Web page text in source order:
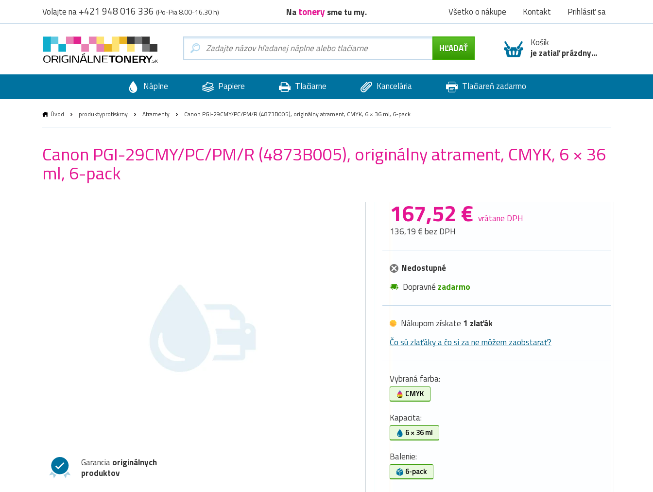
Volajte na+421 948 016 336 (Po-Pia 8.00-16.30 h) Natonery sme tu my. Všetko o nákupe Kontakt Prihlásiť sa
Košík
je zatiaľ prázdny...
Náplne Papiere Tlačiarne Kancelária Tlačiareň zadarmo
Úvod produktyprotiskrny Atramenty Canon PGI-29CMY/PC/PM/R (4873B005), originálny atrament, CMYK, 6 × 36 ml, 6-pack
Canon PGI-29CMY/PC/PM/R (4873B005), originálny atrament, CMYK, 6 × 36
ml, 6-pack
Garanciaoriginálnych
produktov
167,52 € vrátane DPH
136,19 € bez DPH
Nedostupné
Dopravné zadarmo
Nákupom získate 1 zlaťák
Čo sú zlaťáky a čo si za ne môžem zaobstarať?
Vybraná farba:
CMYK
Kapacita:
6 × 36 ml
Balenie:
6-pack